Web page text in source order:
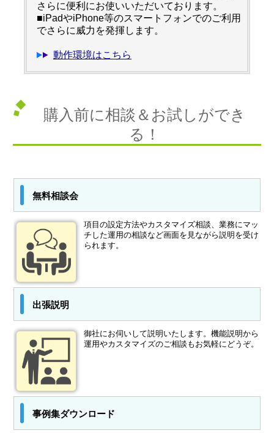
さらに便利にお使いいただいております。
■iPadやiPhone等のスマートフォンでのご利用
でさらに威力を発揮します。
動作環境はこちら
購入前に相談＆お試しができ
る！
無料相談会
項目の設定方法やカスタマイズ相談、業務にマッ
チした運用の相談など画面を見ながら説明を受け
られます。
出張説明
御社にお伺いして説明いたします。機能説明から
運用やカスタマイズのご相談もお気軽にどうぞ。
事例集ダウンロード